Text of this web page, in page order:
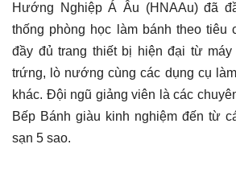
Hướng Nghiệp Á Âu (HNAAu) đã
thống phòng học làm bánh theo tiêu
đầy đủ trang thiết bị hiện đại từ máy
trứng, lò nướng cùng các dụng cụ
khác. Đội ngũ giảng viên là các
Bếp Bánh giàu kinh nghiệm đến từ
sạn 5 sao.